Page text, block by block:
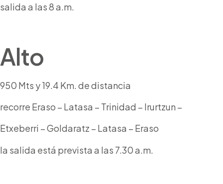
salida a las 8 a.m.
Alto
950 Mts y 19.4 Km. de distancia
recorre Eraso – Latasa – Trinidad – Irurtzun –
Etxeberri – Goldaratz – Latasa – Eraso
la salida está prevista a las 7.30 a.m.